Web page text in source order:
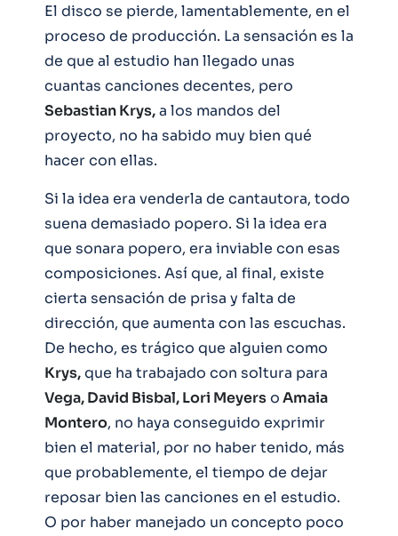
El disco se pierde, lamentablemente, en el
proceso de producción. La sensación es la
de que al estudio han llegado unas
cuantas canciones decentes, pero
Sebastian Krys,a los mandos del
proyecto, no ha sabido muy bien qué
hacer con ellas.
Si la idea era venderla de cantautora, todo
suena demasiado popero. Si la idea era
que sonara popero, era inviable con esas
composiciones. Así que, al final, existe
cierta sensación de prisa y falta de
dirección, que aumenta con las escuchas.
De hecho, es trágico que alguien como
Krys,que ha trabajado con soltura para
Vega, David Bisbal, Lori MeyersoAmaia
Montero, no haya conseguido exprimir
bien el material, por no haber tenido, más
que probablemente, el tiempo de dejar
reposar bien las canciones en el estudio.
O por haber manejado un concepto poco